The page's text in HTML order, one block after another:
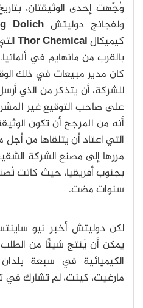
ولفجانج دوليتشDolich
كيميكالThor Chemical
بالقرب من مانهايم في
كان مدير مبيعات في ذلك
للشركة، أن يتذكر من الذي
على صاحب التوقيع غير
أنه من المرجح أن تكون
التي اعتاد أن يتلقاها من أجل
مررها إلى مصنع الشركة
بجنوب أفريقيا، حيث كانت
سنوات مضت.
لكن دوليتش أخبر نيو
يمكن أن يَنتج شيئًا من الطلب
الكيميائية في سبعة
مارغيت، كينت، لم تشارك في